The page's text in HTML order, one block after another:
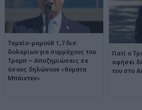
Ταμείο-μαμούθ 1,7 δισ.
δολαρίων για συμμάχους του
Τραμπ – Αποζημιώσεις σε
όσους δηλώνουν «θύματα
Μπάιντεν»
Γιατί ο
αφήσει
του στο